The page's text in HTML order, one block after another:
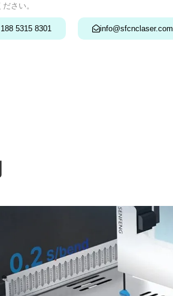
さい。
5315 8301 info@sfcnclaser.com